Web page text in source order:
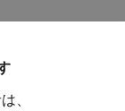
、